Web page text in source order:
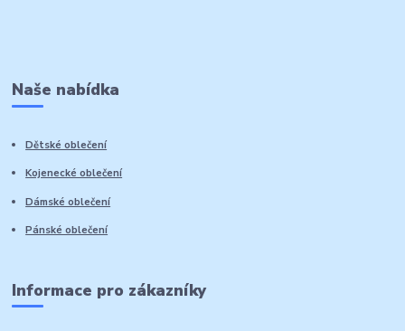
Naše nabídka
Dětské oblečení
Kojenecké oblečení
Dámské oblečení
Pánské oblečení
Informace pro zákazníky